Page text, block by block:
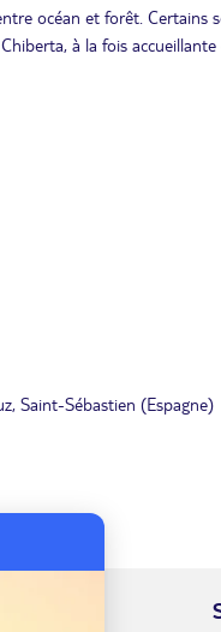
océan et forêt. Certains
à la fois
Saint-Sébastien (Espagne)